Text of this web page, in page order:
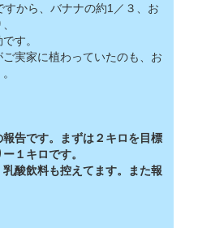
から、バナナの約1／３、お
す。
実家に植わっていたのも、お
告です。まずは２キロを目標
１キロです。
酸飲料も控えてます。また報